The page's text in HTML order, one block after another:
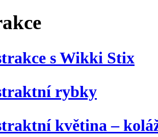
s Wikki Stix
rybky
květina –